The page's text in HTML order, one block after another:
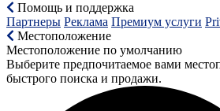
Помощь и поддержка
Партнеры Реклама Премиум услуги
Местоположение
Местоположение по умолчанию
Выберите предпочитаемое вами
быстрого поиска и продажи.